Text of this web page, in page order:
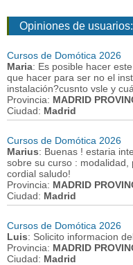
Opiniones de
Cursos de Domótica 2026
Maria: Es posible hacer
que hacer para ser no el
instalación?cusnto vsle y
Provincia: MADRID
Ciudad: Madrid
Cursos de Domótica 2026
Marius: Buenas ! estaria
sobre su curso :
cordial saludo!
Provincia: MADRID
Ciudad: Madrid
Cursos de Domótica 2026
Luis: Solicito informacion
Provincia: MADRID
Ciudad: Madrid